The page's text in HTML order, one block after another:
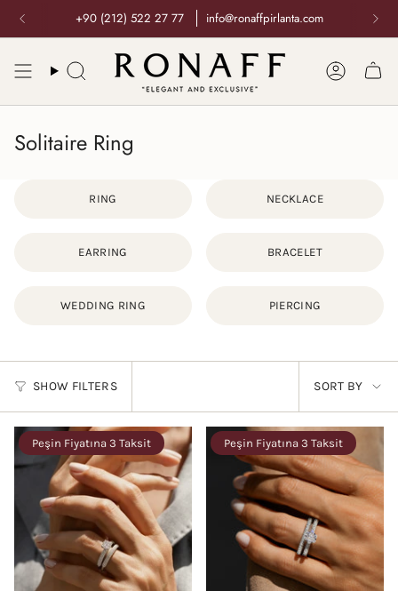
Skip
14 GÜN İÇİNDE ÜCRETSİZ İADE
Solitaire Ring
RING NECKLACE
EARRING BRACELET
WEDDING RING PIERCING
SHOW FILTERS
Sort
by
SORT BY
Peşin Fiyatına 3 Taksit Peşin Fiyatına 3 Taksit